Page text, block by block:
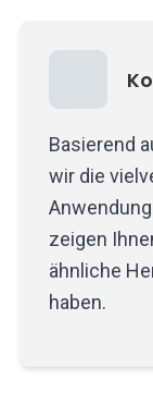
Basierend
wir die
zeigen
ähnliche
haben.